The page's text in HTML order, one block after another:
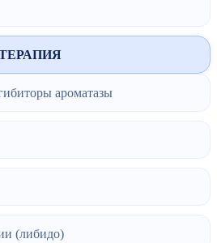
ароматазы
(либидо)